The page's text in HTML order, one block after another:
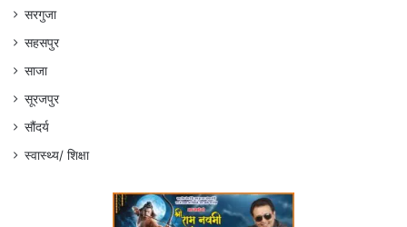
सरगुजा
सहसपुर
साजा
सूरजपुर
सौंदर्य
स्वास्थ्य/ शिक्षा